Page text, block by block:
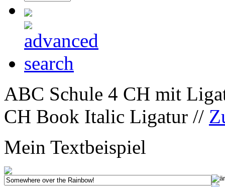
ABC Schule 4 CH mit
CH Book Italic Ligatur //
Mein Textbeispiel